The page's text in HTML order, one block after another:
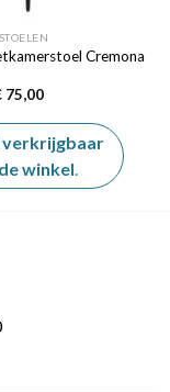
Cremona
99,00.
75,00Huidige
is:
€ 75,00.
verkrijgbaar
winkel.